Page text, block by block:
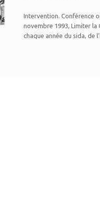
Intervention. Conférence
novembre 1993, Limiter la
chaque année du sida, de